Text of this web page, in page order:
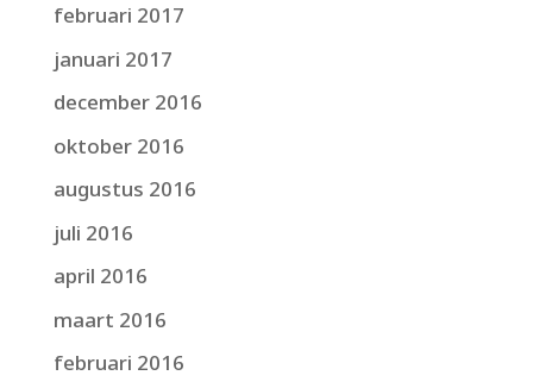
februari 2017
januari 2017
december 2016
oktober 2016
augustus 2016
juli 2016
april 2016
maart 2016
februari 2016